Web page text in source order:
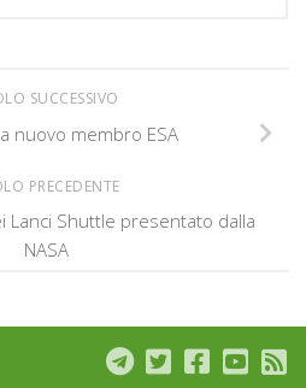
SUCCESSIVO
nuovo membro ESA
PRECEDENTE
Lanci Shuttle presentato dalla
NASA